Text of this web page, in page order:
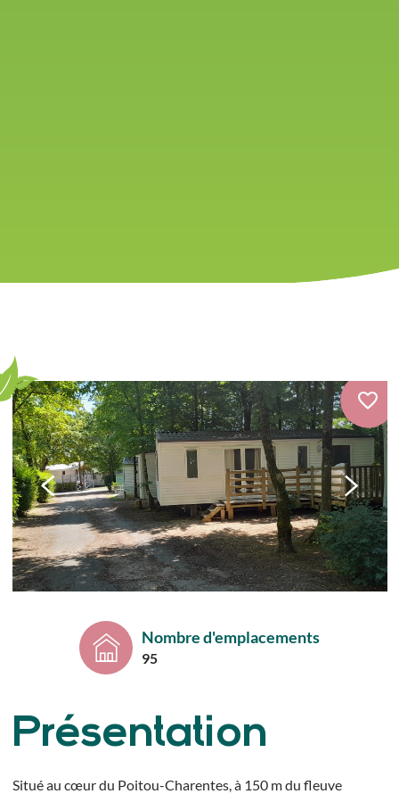
Nombre d'emplacements
95
Présentation
Situé au cœur du Poitou-Charentes, à 150 m du fleuve